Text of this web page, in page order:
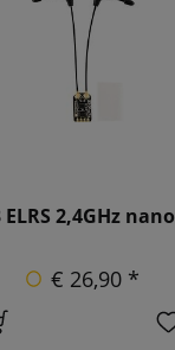
2,4GHz
€ 26,90 *